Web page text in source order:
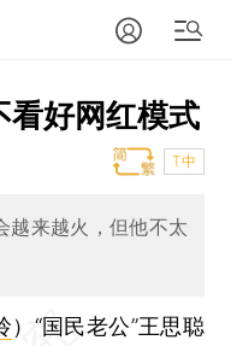
好网红模式
T中
越来越火，但他不太
） “国民老公”王思聪